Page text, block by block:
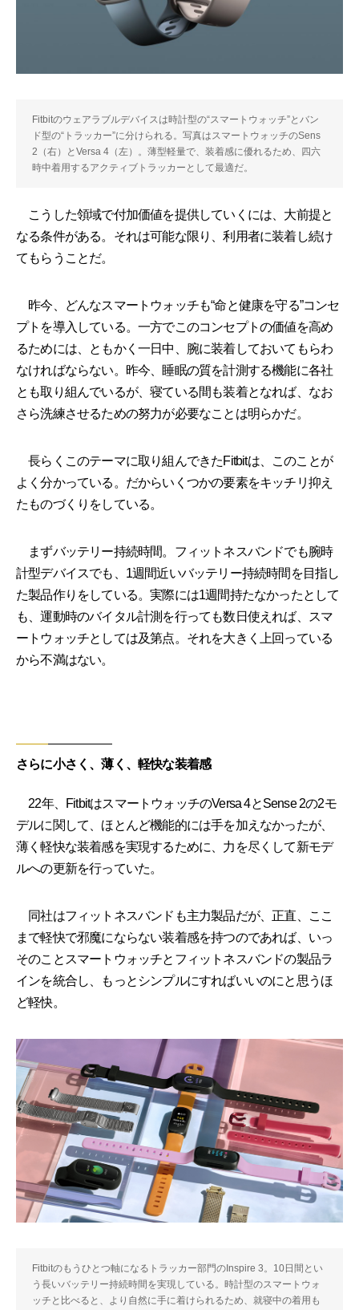
Fitbitのウェアラブルデバイスは時計型の“スマートウォッチ”とバン
ド型の“トラッカー”に分けられる。写真はスマートウォッチのSens
2（右）とVersa 4（左）。薄型軽量で、装着感に優れるため、四六
時中着用するアクティブトラッカーとして最適だ。
こうした領域で付加価値を提供していくには、大前提と
なる条件がある。それは可能な限り、利用者に装着し続け
てもらうことだ。
昨今、どんなスマートウォッチも“命と健康を守る”コンセ
プトを導入している。一方でこのコンセプトの価値を高め
るためには、ともかく一日中、腕に装着しておいてもらわ
なければならない。昨今、睡眠の質を計測する機能に各社
とも取り組んでいるが、寝ている間も装着となれば、なお
さら洗練させるための努力が必要なことは明らかだ。
長らくこのテーマに取り組んできたFitbitは、このことが
よく分かっている。だからいくつかの要素をキッチリ抑え
たものづくりをしている。
まずバッテリー持続時間。フィットネスバンドでも腕時
計型デバイスでも、1週間近いバッテリー持続時間を目指し
た製品作りをしている。実際には1週間持たなかったとして
も、運動時のバイタル計測を行っても数日使えれば、スマ
ートウォッチとしては及第点。それを大きく上回っている
から不満はない。
さらに小さく、薄く、軽快な装着感
22年、FitbitはスマートウォッチのVersa 4とSense 2の2モ
デルに関して、ほとんど機能的には手を加えなかったが、
薄く軽快な装着感を実現するために、力を尽くして新モデ
ルへの更新を行っていた。
同社はフィットネスバンドも主力製品だが、正直、ここ
まで軽快で邪魔にならない装着感を持つのであれば、いっ
そのことスマートウォッチとフィットネスバンドの製品ラ
インを統合し、もっとシンプルにすればいいのにと思うほ
ど軽快。
Fitbitのもうひとつ軸になるトラッカー部門のInspire 3。10日間とい
う長いバッテリー持続時間を実現している。時計型のスマートウォ
ッチと比べると、より自然に手に着けられるため、就寝中の着用も